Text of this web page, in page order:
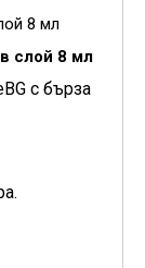
8 мл
слой 8 мл
с бърза